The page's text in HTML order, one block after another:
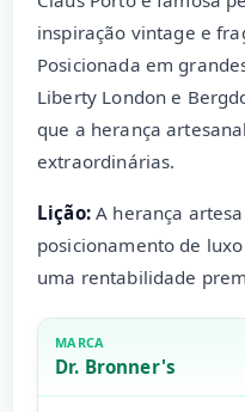
inspiração vintage e
Posicionada em
Liberty London e
que a herança
extraordinárias.
Lição:A herança
posicionamento de
uma rentabilidade
Dr. Bronner's